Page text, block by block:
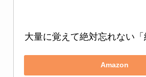
大量に覚えて絶対忘れない
Amazon